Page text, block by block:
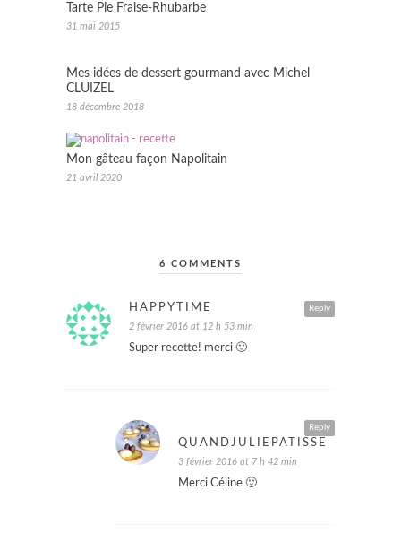
Tarte Pie Fraise-Rhubarbe
31 mai 2015
Mes idées de dessert gourmand avec Michel
CLUIZEL
18 décembre 2018
Mon gâteau façon Napolitain
21 avril 2020
6 COMMENTS
Reply
HAPPYTIME
2 février 2016 at 12 h 53 min
Super recette! merci 🙂
Reply
QUANDJULIEPATISSE
3 février 2016 at 7 h 42 min
Merci Céline 🙂